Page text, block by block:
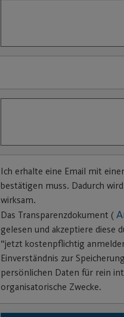
Ich erhalte eine Email mit
bestätigen muss. Dadurch
wirksam.
Das Transparenzdokument (
gelesen und akzeptiere diese
“jetzt kostenpflichtig
Einverständnis zur
persönlichen Daten für rein
organisatorische Zwecke.